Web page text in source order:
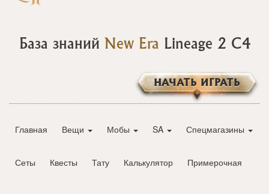
База знаний New Era Lineage 2 C4
НАЧАТЬ ИГРАТЬ
Главная Вещи Мобы SA Спецмагазины
Сеты Квесты Тату Калькулятор Примерочная